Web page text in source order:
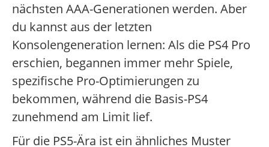
nächsten AAA-Generationen werden. Aber
du kannst aus der letzten
Konsolengeneration lernen: Als die PS4 Pro
erschien, begannen immer mehr Spiele,
spezifische Pro-Optimierungen zu
bekommen, während die Basis-PS4
zunehmend am Limit lief.
Für die PS5-Ära ist ein ähnliches Muster